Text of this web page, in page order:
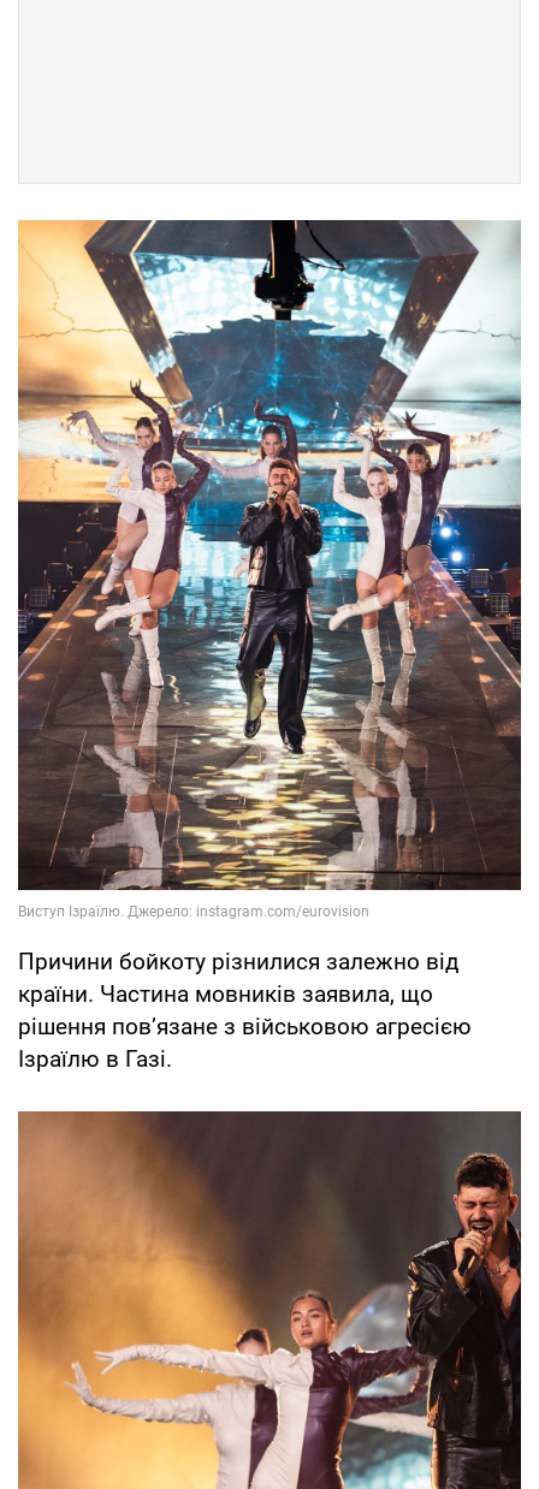
Причини бойкоту різнилися залежно від
країни. Частина мовників заявила, що
рішення пов’язане з військовою агресією
Ізраїлю в Газі.